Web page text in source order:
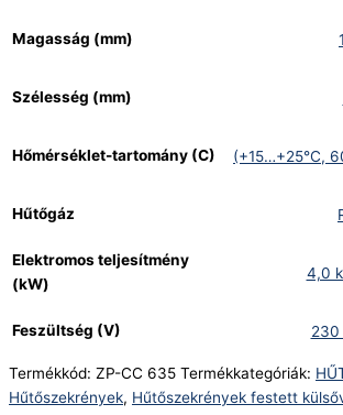
Magasság (mm)
Szélesség (mm)
Hőmérséklet-tartomány (C) (+15…+25°C,
Hűtőgáz
Elektromos teljesítmény
(kW)
4,0
Feszültség (V) 230
Termékkód: ZP-CC 635 Termékkategóriák:
Hűtőszekrények, Hűtőszekrények festett